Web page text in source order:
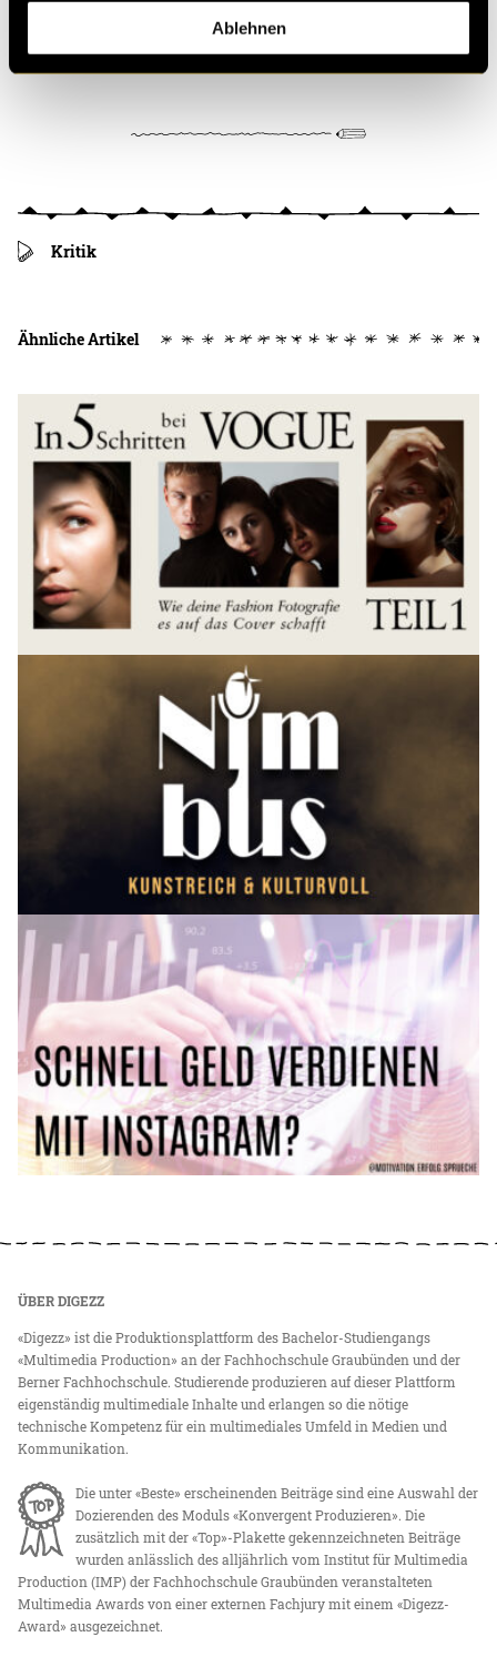
Ablehnen
(ash)
Kritik
Ähnliche Artikel
ÜBER DIGEZZ
«Digezz» ist die Produktionsplattform des Bachelor-Studiengangs
«Multimedia Production» an der Fachhochschule Graubünden und der
Berner Fachhochschule. Studierende produzieren auf dieser Plattform
eigenständig multimediale Inhalte und erlangen so die nötige
technische Kompetenz für ein multimediales Umfeld in Medien und
Kommunikation.
Die unter «Beste» erscheinenden Beiträge sind eine Auswahl der
Dozierenden des Moduls «Konvergent Produzieren». Die
zusätzlich mit der «Top»-Plakette gekennzeichneten Beiträge
wurden anlässlich des alljährlich vom Institut für Multimedia
Production (IMP) der Fachhochschule Graubünden veranstalteten
Multimedia Awards von einer externen Fachjury mit einem «Digezz-
Award» ausgezeichnet.